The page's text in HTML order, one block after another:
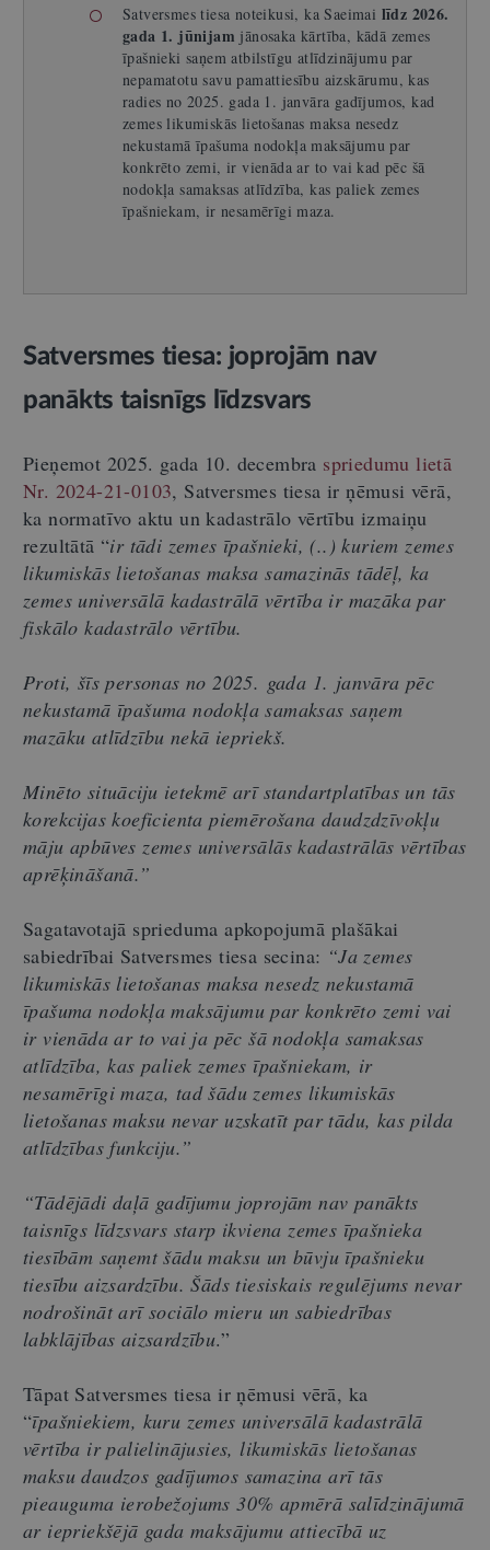
Satversmes tiesa noteikusi, ka Saeimai līdz 2026.
gada 1. jūnijam jānosaka kārtība, kādā zemes
īpašnieki saņem atbilstīgu atlīdzinājumu par
nepamatotu savu pamattiesību aizskārumu, kas
radies no 2025. gada 1. janvāra gadījumos, kad
zemes likumiskās lietošanas maksa nesedz
nekustamā īpašuma nodokļa maksājumu par
konkrēto zemi, ir vienāda ar to vai kad pēc šā
nodokļa samaksas atlīdzība, kas paliek zemes
īpašniekam, ir nesamērīgi maza.
Satversmes tiesa: joprojām nav
panākts taisnīgs līdzsvars
Pieņemot 2025. gada 10. decembra spriedumu lietā
Nr. 2024-21-0103, Satversmes tiesa ir ņēmusi vērā,
ka normatīvo aktu un kadastrālo vērtību izmaiņu
rezultātā “ir tādi zemes īpašnieki, (..) kuriem zemes
likumiskās lietošanas maksa samazinās tādēļ, ka
zemes universālā kadastrālā vērtība ir mazāka par
fiskālo kadastrālo vērtību.
Proti, šīs personas no 2025. gada 1. janvāra pēc
nekustamā īpašuma nodokļa samaksas saņem
mazāku atlīdzību nekā iepriekš.
Minēto situāciju ietekmē arī standartplatības un tās
korekcijas koeficienta piemērošana daudzdzīvokļu
māju apbūves zemes universālās kadastrālās vērtības
aprēķināšanā.”
Sagatavotajā sprieduma apkopojumā plašākai
sabiedrībai Satversmes tiesa secina: “Ja zemes
likumiskās lietošanas maksa nesedz nekustamā
īpašuma nodokļa maksājumu par konkrēto zemi vai
ir vienāda ar to vai ja pēc šā nodokļa samaksas
atlīdzība, kas paliek zemes īpašniekam, ir
nesamērīgi maza, tad šādu zemes likumiskās
lietošanas maksu nevar uzskatīt par tādu, kas pilda
atlīdzības funkciju.”
“Tādējādi daļā gadījumu joprojām nav panākts
taisnīgs līdzsvars starp ikviena zemes īpašnieka
tiesībām saņemt šādu maksu un būvju īpašnieku
tiesību aizsardzību. Šāds tiesiskais regulējums nevar
nodrošināt arī sociālo mieru un sabiedrības
labklājības aizsardzību.”
Tāpat Satversmes tiesa ir ņēmusi vērā, ka
“īpašniekiem, kuru zemes universālā kadastrālā
vērtība ir palielinājusies, likumiskās lietošanas
maksu daudzos gadījumos samazina arī tās
pieauguma ierobežojums 30% apmērā salīdzinājumā
ar iepriekšējā gada maksājumu attiecībā uz